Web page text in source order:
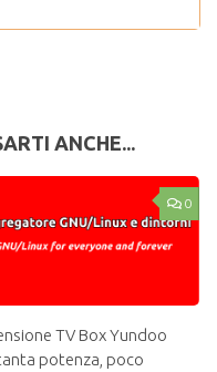
ANCHE...
0
TV Box Yundoo
potenza, poco